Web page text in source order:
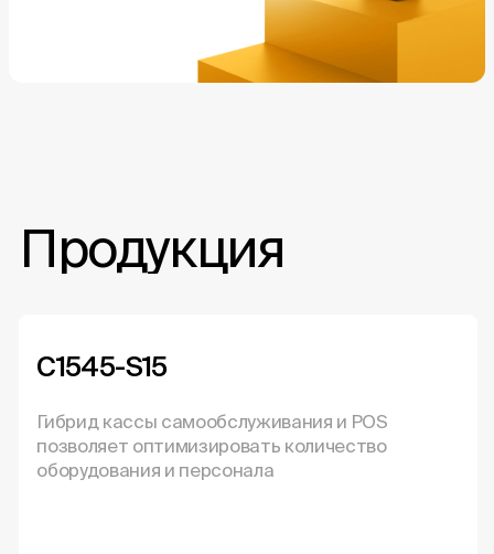
Продукция
C1545-S15
Гибрид кассы самообслуживания и POS
позволяет оптимизировать количество
оборудования и персонала